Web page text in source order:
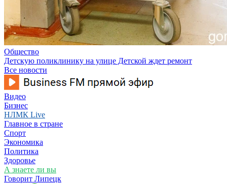
Общество
Детскую поликлинику на улице Детской ждет ремонт
Все новости
Видео
Бизнес
НЛМК Live
Главное в стране
Спорт
Экономика
Политика
Здоровье
А знаете ли вы
Говорит Липецк